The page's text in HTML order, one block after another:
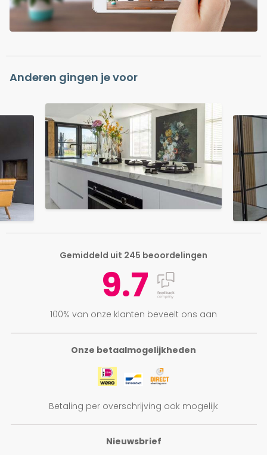
Anderen gingen je voor
Onze betaalmogelijkheden
Betaling per overschrijving ook mogelijk
Gemiddeld uit 245 beoordelingen
9.7
100% van onze klanten beveelt ons aan
Nieuwsbrief